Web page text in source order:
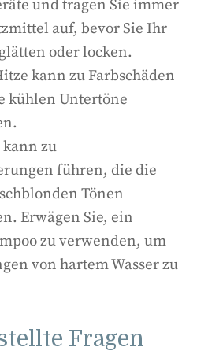
und tragen Sie immer
auf, bevor Sie Ihr
oder locken.
kann zu Farbschäden
kühlen Untertöne
kann zu
führen, die die
Tönen
Erwägen Sie, ein
zu verwenden, um
von hartem Wasser zu
Fragen